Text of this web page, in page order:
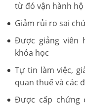
từ đó vận hành
Giảm rủi ro sai
Được giảng viên
khóa học
Tự tin làm việc,
quan thuế và các
Được cấp chứng